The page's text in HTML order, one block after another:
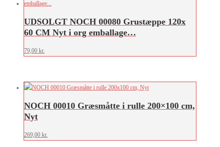
UDSOLGT NOCH 00080 Grustæppe 120x
60 CM Nyt i org emballage…
79,00 kr.
NOCH 00010 Græsmåtte i rulle 200×100 cm,
Nyt
269,00 kr.